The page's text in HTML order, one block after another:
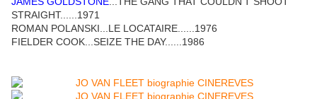
STRAIGHT......1971
ROMAN POLANSKI...LE LOCATAIRE......1976
FIELDER COOK...SEIZE THE DAY......1986